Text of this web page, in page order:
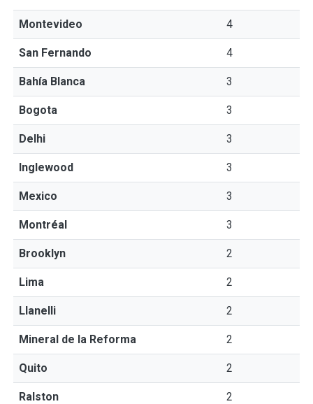
Montevideo 4
San Fernando 4
Bahía Blanca 3
Bogota 3
Delhi 3
Inglewood 3
Mexico 3
Montréal 3
Brooklyn 2
Lima 2
Llanelli 2
Mineral de la Reforma 2
Quito 2
Ralston 2